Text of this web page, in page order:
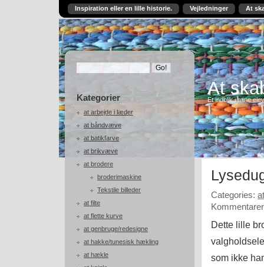
Inspiration eller en lille historie. Vejledninger At
Kategorier
at arbejde i læder
at båndvæve
at batikfarve
at brikvæve
at brodere
broderimaskine
Tekstile billeder
at filte
at flette kurve
at genbruge/redesigne
at hakke/tunesisk hækling
at hækle
At
Et indblik i mine
Categories:
Dette lille
som ikke